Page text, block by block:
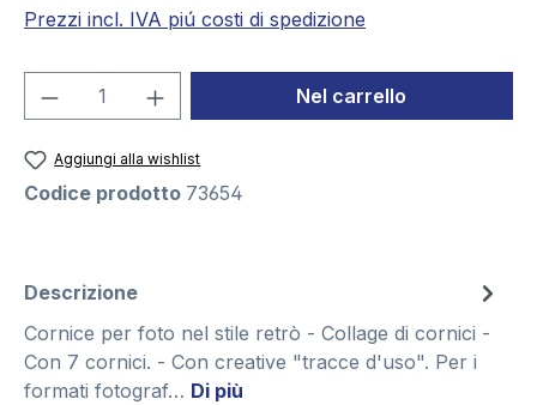
Prezzi incl. IVA piú costi di spedizione
Quantità del prodotto: inserisci la
Nel carrello
Aggiungi alla wishlist
Codice prodotto 73654
Descrizione
Cornice per foto nel stile retrò - Collage di cornici -
Con 7 cornici. - Con creative "tracce d'uso". Per i
formati fotograf… Di più